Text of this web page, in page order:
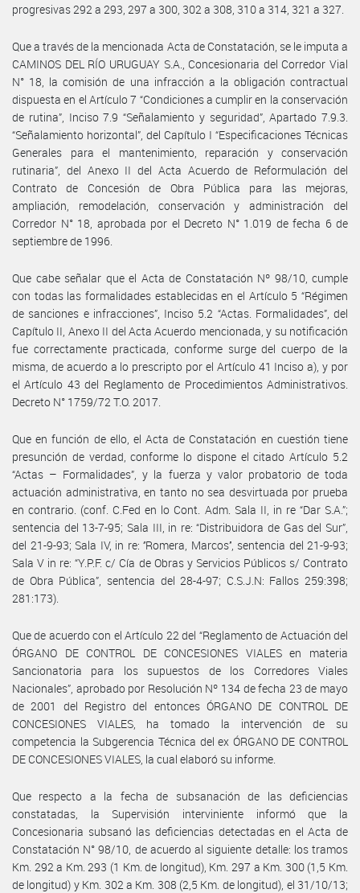
progresivas 292 a 293, 297 a 300, 302 a 308, 310 a 314, 321 a 327.
Que a través de la mencionada Acta de Constatación, se le imputa a
CAMINOS DEL RÍO URUGUAY S.A., Concesionaria del Corredor Vial
N° 18, la comisión de una infracción a la obligación contractual
dispuesta en el Artículo 7 “Condiciones a cumplir en la conservación
de rutina”, Inciso 7.9 “Señalamiento y seguridad”, Apartado 7.9.3.
“Señalamiento horizontal”, del Capítulo I “Especificaciones Técnicas
Generales para el mantenimiento, reparación y conservación
rutinaria”, del Anexo II del Acta Acuerdo de Reformulación del
Contrato de Concesión de Obra Pública para las mejoras,
ampliación, remodelación, conservación y administración del
Corredor N° 18, aprobada por el Decreto N° 1.019 de fecha 6 de
septiembre de 1996.
Que cabe señalar que el Acta de Constatación Nº 98/10, cumple
con todas las formalidades establecidas en el Artículo 5 “Régimen
de sanciones e infracciones”, Inciso 5.2 “Actas. Formalidades”, del
Capítulo II, Anexo II del Acta Acuerdo mencionada, y su notificación
fue correctamente practicada, conforme surge del cuerpo de la
misma, de acuerdo a lo prescripto por el Artículo 41 Inciso a), y por
el Artículo 43 del Reglamento de Procedimientos Administrativos.
Decreto N° 1759/72 T.O. 2017.
Que en función de ello, el Acta de Constatación en cuestión tiene
presunción de verdad, conforme lo dispone el citado Artículo 5.2
“Actas – Formalidades”, y la fuerza y valor probatorio de toda
actuación administrativa, en tanto no sea desvirtuada por prueba
en contrario. (conf. C.Fed en lo Cont. Adm. Sala II, in re “Dar S.A.”;
sentencia del 13-7-95; Sala III, in re: “Distribuidora de Gas del Sur”,
del 21-9-93; Sala IV, in re: ‘’Romera, Marcos’’, sentencia del 21-9-93;
Sala V in re: “Y.P.F. c/ Cía de Obras y Servicios Públicos s/ Contrato
de Obra Pública”, sentencia del 28-4-97; C.S.J.N: Fallos 259:398;
281:173).
Que de acuerdo con el Artículo 22 del “Reglamento de Actuación del
ÓRGANO DE CONTROL DE CONCESIONES VIALES en materia
Sancionatoria para los supuestos de los Corredores Viales
Nacionales”, aprobado por Resolución Nº 134 de fecha 23 de mayo
de 2001 del Registro del entonces ÓRGANO DE CONTROL DE
CONCESIONES VIALES, ha tomado la intervención de su
competencia la Subgerencia Técnica del ex ÓRGANO DE CONTROL
DE CONCESIONES VIALES, la cual elaboró su informe.
Que respecto a la fecha de subsanación de las deficiencias
constatadas, la Supervisión interviniente informó que la
Concesionaria subsanó las deficiencias detectadas en el Acta de
Constatación N° 98/10, de acuerdo al siguiente detalle: los tramos
Km. 292 a Km. 293 (1 Km. de longitud), Km. 297 a Km. 300 (1,5 Km.
de longitud) y Km. 302 a Km. 308 (2,5 Km. de longitud), el 31/10/13;